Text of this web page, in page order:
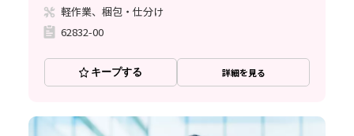
軽作業、梱包・仕分け
62832-00
キープする 詳細を見る